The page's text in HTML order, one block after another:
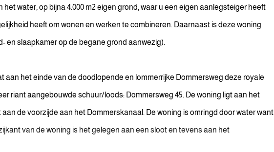
het water, op bijna 4.000 m2 eigen grond, waar u een eigen aanlegsteiger heeft
heeft om wonen en werken te combineren. Daarnaast is deze woning
en slaapkamer op de begane grond aanwezig).
aan het einde van de doodlopende en lommerrijke Dommersweg deze royale
riant aangebouwde schuur/loods: Dommersweg 45. De woning ligt aan het
de voorzijde aan het Dommerskanaal. De woning is omringd door water want
van de woning is het gelegen aan een sloot en tevens aan het